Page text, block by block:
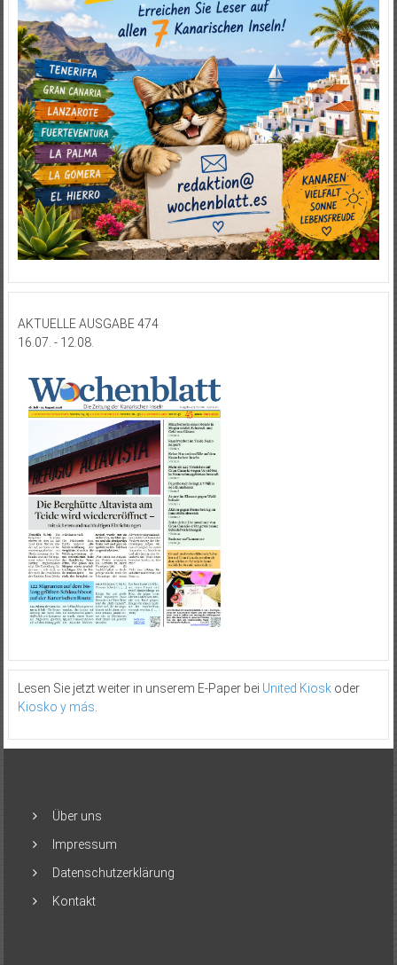
AKTUELLE AUSGABE 474
16.07. - 12.08.
Lesen Sie jetzt weiter in unserem E-Paper bei United Kioskoder
Kiosko y más.
Über uns
Impressum
Datenschutzerklärung
Kontakt